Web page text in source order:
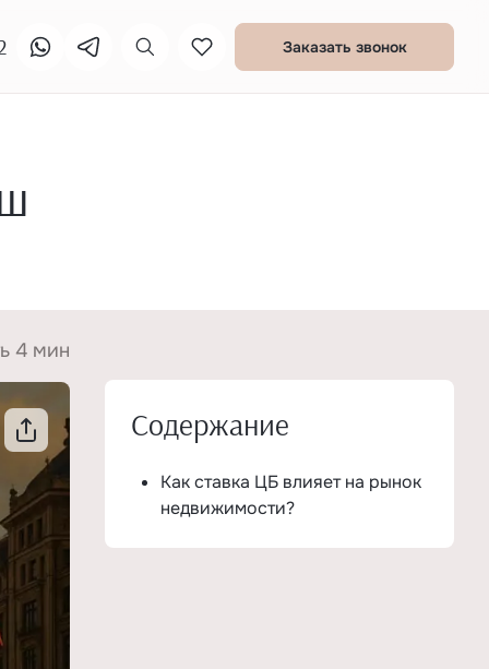
Заказать звонок
4 мин
Содержание
Как ставка ЦБ влияет на рынок
недвижимости?